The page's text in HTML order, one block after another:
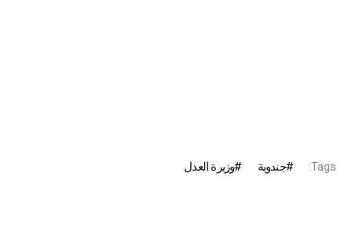
Tags: جندوبة وزيرة العدل